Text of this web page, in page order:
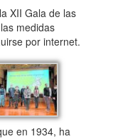
XII Gala de las
medidas
por internet.
en 1934, ha